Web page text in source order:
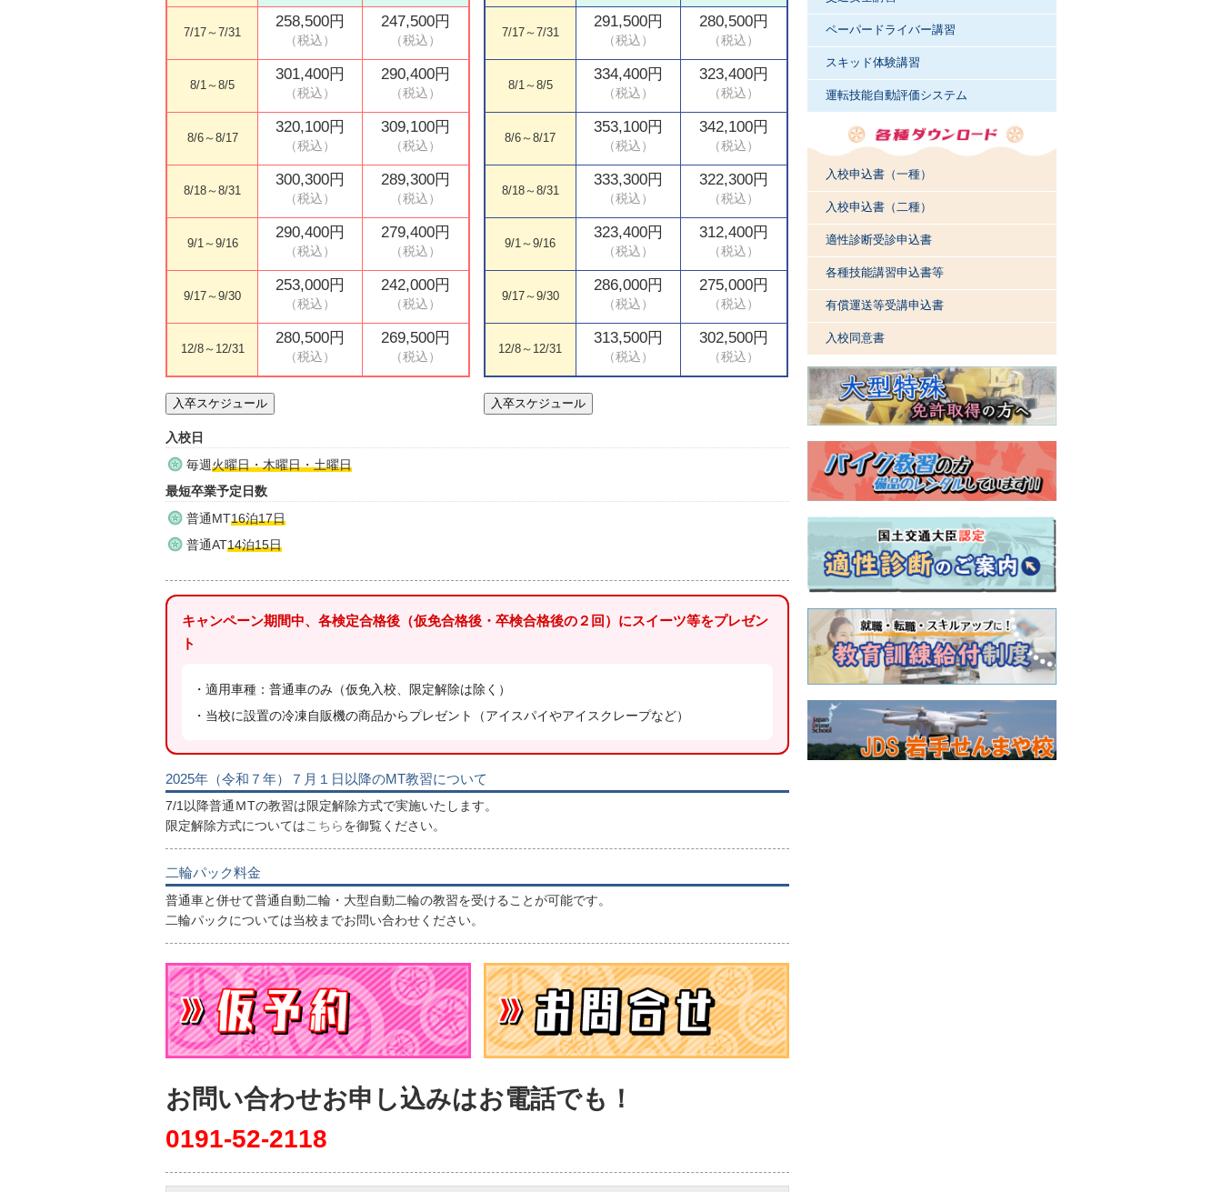
7/17～7/31
258,500円 247,500円
8/1～8/5
301,400円 290,400円
8/6～8/17
320,100円 309,100円
8/18～8/31
300,300円 289,300円
9/1～9/16
290,400円 279,400円
9/17～9/30
253,000円 242,000円
12/8～12/31
280,500円 269,500円
入卒スケジュール
7/17～7/31
291,500円 280,500円
8/1～8/5
334,400円 323,400円
8/6～8/17
353,100円 342,100円
8/18～8/31
333,300円 322,300円
9/1～9/16
323,400円 312,400円
9/17～9/30
286,000円 275,000円
12/8～12/31
313,500円 302,500円
入卒スケジュール
入校日
毎週火曜日・木曜日・土曜日
最短卒業予定日数
普通MT16泊17日
普通AT14泊15日
キャンペーン期間中、各検定合格後（仮免合格後・卒検合格後の２回）にスイーツ等をプレゼン
ト
・適用車種：普通車のみ（仮免入校、限定解除は除く）
・当校に設置の冷凍自販機の商品からプレゼント（アイスパイやアイスクレープなど）
2025年（令和７年）７月１日以降のMT教習について
7/1以降普通ＭTの教習は限定解除方式で実施いたします。
限定解除方式についてはこちらを御覧ください。
二輪パック料金
普通車と併せて普通自動二輪・大型自動二輪の教習を受けることが可能です。
二輪パックについては当校までお問い合わせください。
お問い合わせお申し込みはお電話でも！
0191-52-2118
ペーパードライバー講習
スキッド体験講習
運転技能自動評価システム
入校申込書（一種）
入校申込書（二種）
適性診断受診申込書
各種技能講習申込書等
有償運送等受講申込書
入校同意書